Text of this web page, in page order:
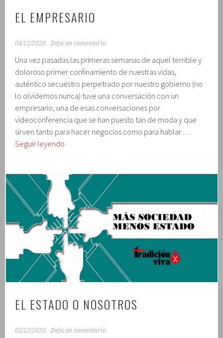
EL EMPRESARIO
04/12/2020 Deja un comentario
Una vez pasadas las primeras semanas de aquel terrible y
doloroso primer confinamiento de nuestras vidas,
auténtico secuestro perpetrado por nuestro gobierno (no
lo olvidemos nunca) tuve una conversación con un
empresario, una de esas conversaciones por
videoconferencia que se han puesto tan de moda y que
sirven tanto para hacer negocios como para hablar …
Seguir leyendo
EL ESTADO O NOSOTROS
03/12/2020 Deja un comentario